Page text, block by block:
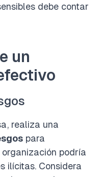
debe contar
un
realiza una
para
podría
ilícitas. Considera